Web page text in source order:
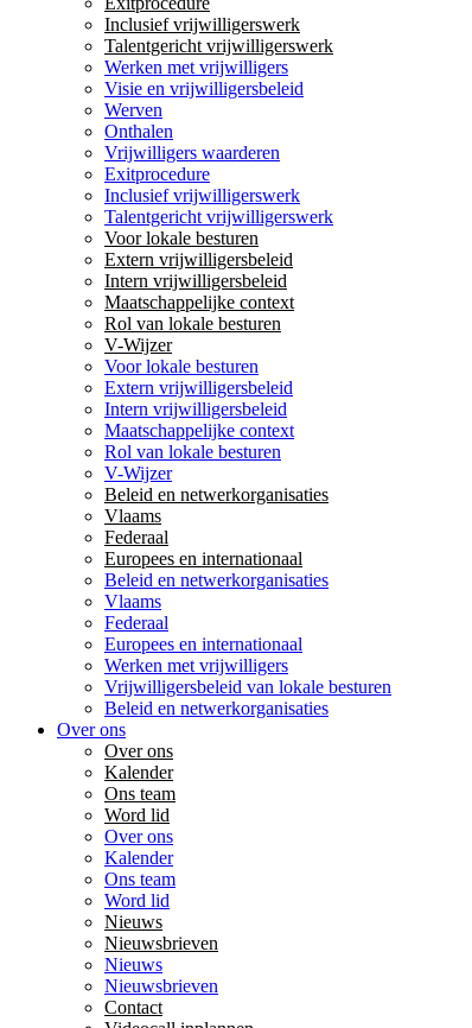
Inclusief vrijwilligerswerk
Talentgericht vrijwilligerswerk
Werken met vrijwilligers
Visie en vrijwilligersbeleid
Werven
Onthalen
Vrijwilligers waarderen
Exitprocedure
Inclusief vrijwilligerswerk
Talentgericht vrijwilligerswerk
Voor lokale besturen
Extern vrijwilligersbeleid
Intern vrijwilligersbeleid
Maatschappelijke context
Rol van lokale besturen
V-Wijzer
Voor lokale besturen
Extern vrijwilligersbeleid
Intern vrijwilligersbeleid
Maatschappelijke context
Rol van lokale besturen
V-Wijzer
Beleid en netwerkorganisaties
Vlaams
Federaal
Europees en internationaal
Beleid en netwerkorganisaties
Vlaams
Federaal
Europees en internationaal
Werken met vrijwilligers
Vrijwilligersbeleid van lokale besturen
Beleid en netwerkorganisaties
Over ons
Over ons
Kalender
Ons team
Word lid
Over ons
Kalender
Ons team
Word lid
Nieuws
Nieuwsbrieven
Nieuws
Nieuwsbrieven
Contact